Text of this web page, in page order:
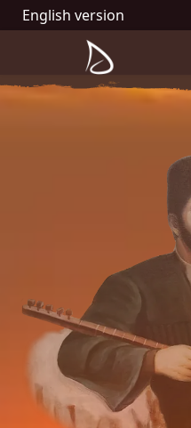
English version